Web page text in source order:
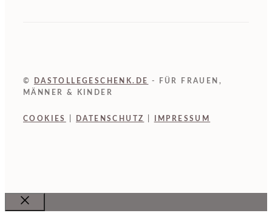
© DASTOLLEGESCHENK.DE
- FÜR FRAUEN,
MÄNNER & KINDER
COOKIES DATENSCHUTZ IMPRESSUM